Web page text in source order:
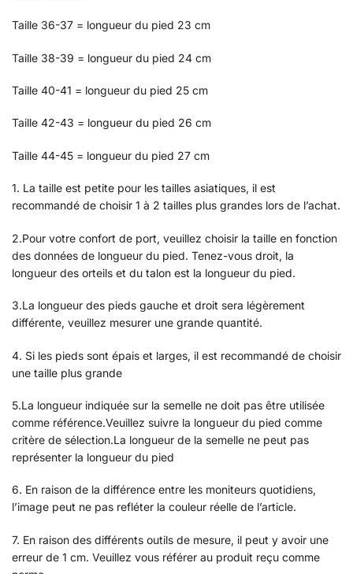
Taille 36-37 = longueur du pied 23 cm
Taille 38-39 = longueur du pied 24 cm
Taille 40-41 = longueur du pied 25 cm
Taille 42-43 = longueur du pied 26 cm
Taille 44-45 = longueur du pied 27 cm
1. La taille est petite pour les tailles asiatiques, il est
recommandé de choisir 1 à 2 tailles plus grandes lors de l’achat.
2.Pour votre confort de port, veuillez choisir la taille en fonction
des données de longueur du pied. Tenez-vous droit, la
longueur des orteils et du talon est la longueur du pied.
3.La longueur des pieds gauche et droit sera légèrement
différente, veuillez mesurer une grande quantité.
4. Si les pieds sont épais et larges, il est recommandé de choisir
une taille plus grande
5.La longueur indiquée sur la semelle ne doit pas être utilisée
comme référence.Veuillez suivre la longueur du pied comme
critère de sélection.La longueur de la semelle ne peut pas
représenter la longueur du pied
6. En raison de la différence entre les moniteurs quotidiens,
l’image peut ne pas refléter la couleur réelle de l’article.
7. En raison des différents outils de mesure, il peut y avoir une
erreur de 1 cm. Veuillez vous référer au produit reçu comme